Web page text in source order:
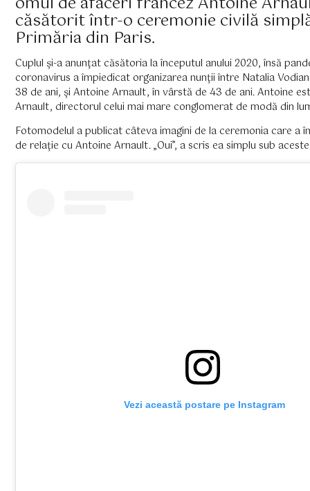
căsătorit într-o ceremonie civilă
Primăria din Paris.
Cuplul şi-a anunţat căsătoria la începutul anului 2020, însă
coronavirus a împiedicat organizarea nunţii între Natalia
38 de ani, şi Antoine Arnault, în vârstă de 43 de ani. Antoine
Arnault, directorul celui mai mare conglomerat de modă din
Fotomodelul a publicat câteva imagini de la ceremonia care a
de relaţie cu Antoine Arnault. „Oui”, a scris ea simplu sub
Vezi această postare pe Instagram